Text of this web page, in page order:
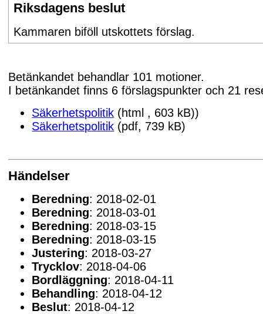
Riksdagens beslut
Kammaren biföll utskottets förslag.
Betänkandet behandlar 101 motioner.
I betänkandet finns 6 förslagspunkter och 21
Säkerhetspolitik (html , 603 kB))
Säkerhetspolitik (pdf, 739 kB)
Händelser
Beredning: 2018-02-01
Beredning: 2018-03-01
Beredning: 2018-03-15
Beredning: 2018-03-15
Justering: 2018-03-27
Trycklov: 2018-04-06
Bordläggning: 2018-04-11
Behandling: 2018-04-12
Beslut: 2018-04-12